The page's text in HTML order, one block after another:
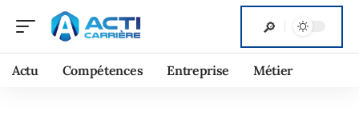
Actu Compétences Entreprise Métier